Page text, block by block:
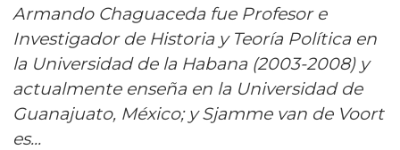
Armando Chaguaceda fue Profesor e
Investigador de Historia y Teoría Política en
la Universidad de la Habana (2003-2008) y
actualmente enseña en la Universidad de
Guanajuato, México; y Sjamme van de Voort
es...